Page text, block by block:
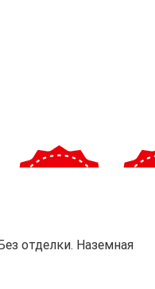
отделки. Наземная